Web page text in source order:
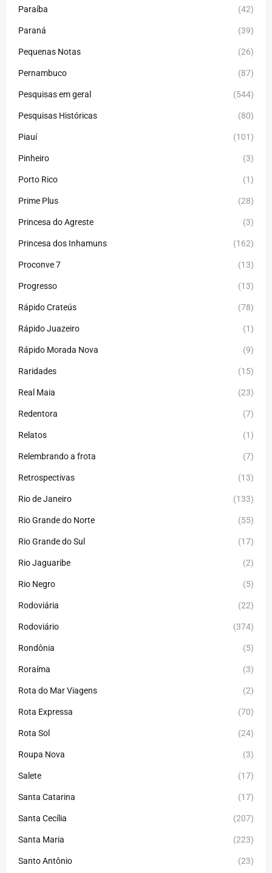
Paraíba (42)
Paraná (39)
Pequenas Notas (26)
Pernambuco (87)
Pesquisas em geral (544)
Pesquisas Históricas (80)
Piauí (101)
Pinheiro (3)
Porto Rico (1)
Prime Plus (28)
Princesa do Agreste (3)
Princesa dos Inhamuns (162)
Proconve 7 (13)
Progresso (13)
Rápido Crateús (78)
Rápido Juazeiro (1)
Rápido Morada Nova (9)
Raridades (15)
Real Maia (23)
Redentora (7)
Relatos (1)
Relembrando a frota (7)
Retrospectivas (13)
Rio de Janeiro (133)
Rio Grande do Norte (55)
Rio Grande do Sul (17)
Rio Jaguaribe (2)
Rio Negro (5)
Rodoviária (22)
Rodoviário (374)
Rondônia (5)
Roraíma (3)
Rota do Mar Viagens (2)
Rota Expressa (70)
Rota Sol (24)
Roupa Nova (3)
Salete (17)
Santa Catarina (17)
Santa Cecília (207)
Santa Maria (223)
Santo Antônio (23)